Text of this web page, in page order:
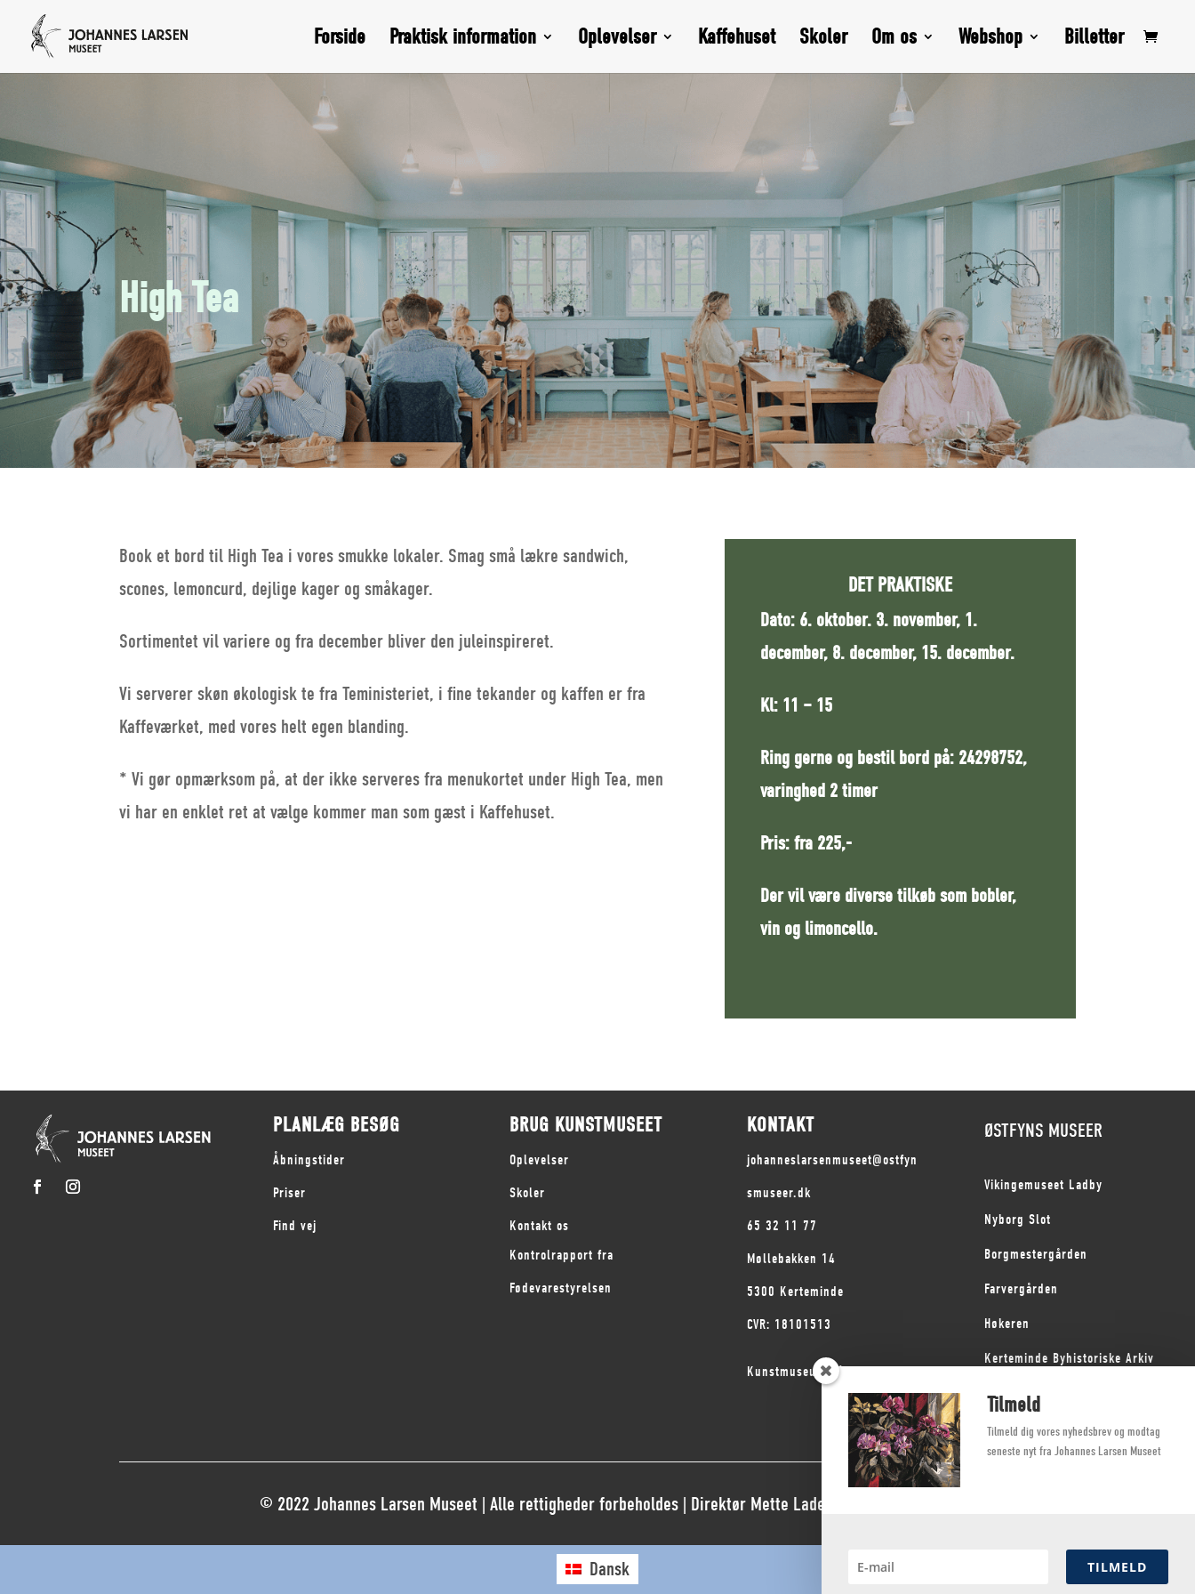
Forside Praktisk information Oplevelser Kaffehuset Skoler Om os Webshop Billetter
High Tea
Book et bord til High Tea i vores smukke lokaler. Smag små lækre sandwich,
scones, lemoncurd, dejlige kager og småkager.
Sortimentet vil variere og fra december bliver den juleinspireret.
Vi serverer skøn økologisk te fra Teministeriet, i fine tekander og kaffen er fra
Kaffeværket, med vores helt egen blanding.
* Vi gør opmærksom på, at der ikke serveres fra menukortet under High Tea, men
vi har en enklet ret at vælge kommer man som gæst i Kaffehuset.
DET PRAKTISKE
Dato: 6. oktober. 3. november, 1.
december, 8. december, 15. december.
Kl: 11 – 15
Ring gerne og bestil bord på: 24298752,
varinghed 2 timer
Pris: fra 225,-
Der vil være diverse tilkøb som bobler,
vin og limoncello.
PLANLÆG BESØG
Åbningstider
Priser
Find vej
BRUG KUNSTMUSEET
Oplevelser
Skoler
Kontakt os
Kontrolrapport fra
Fødevarestyrelsen
KONTAKT
johanneslarsenmuseet@ostfyn
smuseer.dk
65 32 11 77
Møllebakken 14
5300 Kerteminde
CVR: 18101513
Kunstmuseum på Fyn
ØSTFYNS MUSEER
Vikingemuseet Ladby
Nyborg Slot
Borgmestergården
Farvergården
Høkeren
Kerteminde Byhistoriske Arkiv
Dyrehave Mølle
© 2022 Johannes Larsen Museet | Alle rettigheder forbeholdes | Direktør Mette Ladegaard Thøgersen
Tilmeld
Tilmeld dig vores nyhedsbrev og modtag
seneste nyt fra Johannes Larsen Museet
TILMELD
Dansk